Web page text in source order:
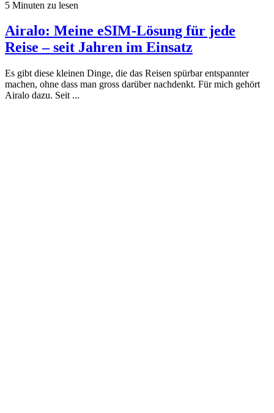
5 Minuten zu lesen
Airalo: Meine eSIM-Lösung für jede
Reise – seit Jahren im Einsatz
Es gibt diese kleinen Dinge, die das Reisen spürbar entspannter
machen, ohne dass man gross darüber nachdenkt. Für mich gehört
Airalo dazu. Seit ...